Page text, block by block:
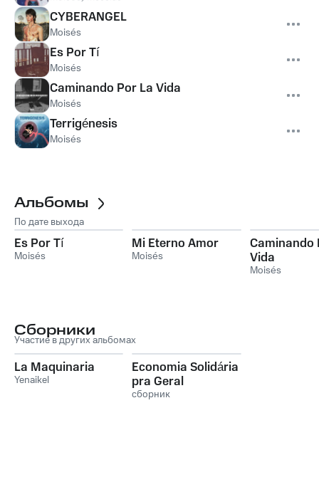
CYBERANGEL
Moisés
Es Por Tí
Moisés
Caminando Por La Vida
Moisés
Terrigénesis
Moisés
Альбомы
По дате выхода
Es Por Tí
Moisés
Mi Eterno Amor
Moisés
Caminando
Vida
Moisés
Сборники
Участие в других альбомах
La Maquinaria
Yenaikel
Economia Solidária
pra Geral
сборник